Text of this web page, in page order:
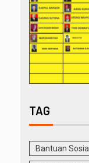
TAG
Bantuan Sosial